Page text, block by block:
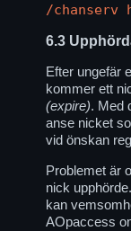
/chanserv
6.3
Efter ungefär
kommer ett
(expire). Med
anse nicket
vid önskan
Problemet är
nick
kan
AOpaccess